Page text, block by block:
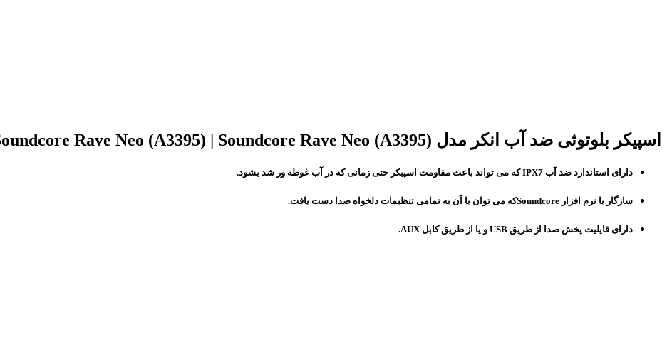
اسپیکر بلوتوثی ضد آب انکر مدل Anker Soundcore Rave Neo (A3395) | Soundcore Rave Neo (A3395)
دارای استاندارد ضد آب IPX7 که می تواند باعث مقاومت اسپبکر حتی زمانی که در آب غوطه ور شد بشود.
سازگار با نرم افزار Soundcoreکه می توان با آن به تمامی تنظیمات دلخواه صدا دست یافت.
دارای قایلیت پخش صدا از طریق USB و یا از طریق کابل AUX.